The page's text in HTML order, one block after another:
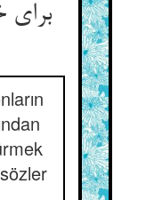
برای